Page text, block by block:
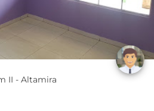
Casa Sobrado em Sudam II - Altamira